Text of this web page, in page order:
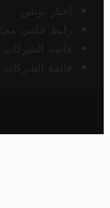
أخبار تونس
رابط خلفي
قائمة الشركات
قائمة الشركات